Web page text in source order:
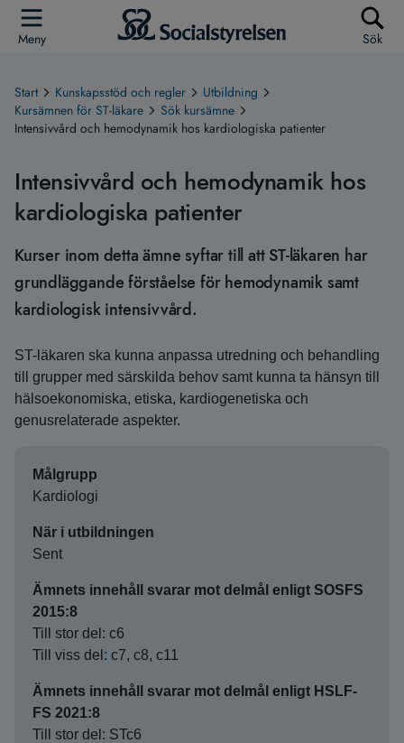
Meny Sök
Start Kunskapsstöd och regler
Utbildning
Kursämnen för ST-läkare
Sök kursämne
Intensivvård och hemodynamik hos kardiologiska patienter
Intensivvård och hemodynamik hos
kardiologiska patienter
Kurser inom detta ämne syftar till att ST-läkaren har
grundläggande förståelse för hemodynamik samt
kardiologisk intensivvård.
ST-läkaren ska kunna anpassa utredning och behandling
till grupper med särskilda behov samt kunna ta hänsyn till
hälsoekonomiska, etiska, kardiogenetiska och
genusrelaterade aspekter.
Målgrupp
Kardiologi
När i utbildningen
Sent
Ämnets innehåll svarar mot delmål enligt SOSFS
2015:8
Till stor del: c6
Till viss del: c7, c8, c11
Ämnets innehåll svarar mot delmål enligt HSLF-
FS 2021:8
Till stor del: STc6